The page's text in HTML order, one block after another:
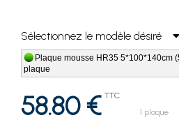
Sélectionnez le modèle désiré
Plaque mousse HR35 5*100*140cm
plaque
58.80 € TTC
1 plaque